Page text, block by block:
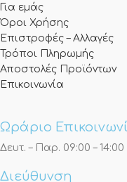
Για εμάς
Όροι Χρήσης
Επιστροφές – Αλλαγές
Τρόποι Πληρωμής
Αποστολές Προϊόντων
Επικοινωνία
Ωράριο
Δευτ. – Παρ. 09:00 – 14:00
Διεύθυνση